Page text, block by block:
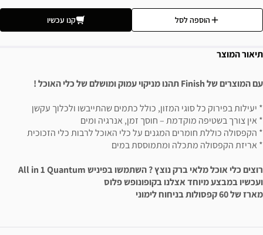
הוספה לסל קנו עכשיו
תיאור המוצר
עם המוצרים של Finish תהנו מניקוי עמוק ומושלם של כלי האוכל !
* יעילות בפירוק כל סוגי המזון, כולל כתמים שהתייבשו ולכלוך עקשן
* אין צורך בשטיפה מוקדמת – חוסך זמן, אנרגיה ומים
* הקפסולה כוללת חומרים המגנים על כלי האוכל לרבות כלי הזכוכית
* אריזת הקפסולה מתכלה ומתמוססת במים
רוצים כלי אוכל מלאי ברק נוצץ ? השתמשו בפיניש All in 1 Quantum
ועכשיו במבצע מיוחד אצלנו בקופונופש פלוס
מארז של 60 קפסולות בניחוח לימוני